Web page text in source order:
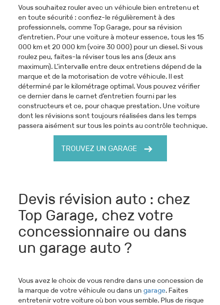
Vous souhaitez rouler avec un véhicule bien entretenu et
en toute sécurité : confiez-le régulièrement à des
professionnels, comme Top Garage, pour sa révision
d’entretien. Pour une voiture à moteur essence, tous les 15
000 km et 20 000 km (voire 30 000) pour un diesel. Si vous
roulez peu, faites-la réviser tous les ans (deux ans
maximum). L’intervalle entre deux entretiens dépend de la
marque et de la motorisation de votre véhicule. Il est
déterminé par le kilométrage optimal. Vous pouvez vérifier
ce dernier dans le carnet d’entretien fourni par les
constructeurs et ce, pour chaque prestation. Une voiture
dont les révisions sont toujours réalisées dans les temps
passera aisément sur tous les points au contrôle technique.
TROUVEZ UN GARAGE
Devis révision auto : chez
Top Garage, chez votre
concessionnaire ou dans
un garage auto ?
Vous avez le choix de vous rendre dans une concession de
la marque de votre véhicule ou dans ungarage. Faites
entretenir votre voiture où bon vous semble. Plus de risque